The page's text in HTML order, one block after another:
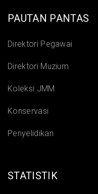
PAUTAN PANTAS
Direktori Pegawai
Direktori Muzium
Koleksi JMM
Konservasi
Penyelidikan
STATISTIK